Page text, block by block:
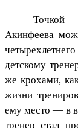
Точкой
Акинфеева
детскому
же крохами,
жизни
ему место — в
тренер стал